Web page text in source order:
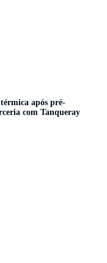
após pré-
com Tanqueray